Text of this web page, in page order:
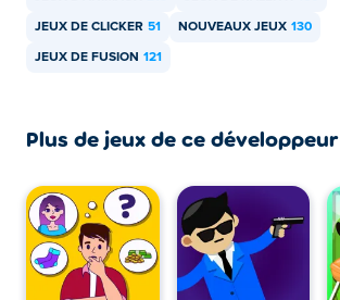
JEUX DE CLICKER 51 NOUVEAUX JEUX 130
JEUX DE FUSION 121
Plus de jeux de ce développeur